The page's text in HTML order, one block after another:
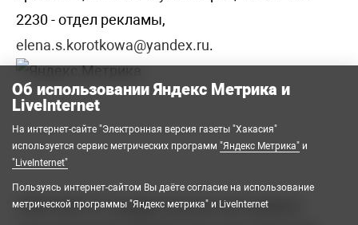
2230 - отдел рекламы,
elena.s.korotkowa@yandex.ru.
2008-2026 © Государственное автономное
Об использовании Яндекс Метрика и
LiveInternet
На интернет-сайте "Электронная версия газеты "Хакасия"
используется сервис метрических программ "Яндекс Метрика" и
"LiveInternet"
Пользуясь интернет-сайтом Вы даёте согласие на использование
метрической программы "Яндекс метрика" и LiveInternet